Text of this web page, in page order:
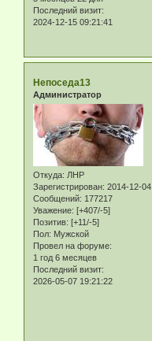
Последний визит:
2024-12-15 09:21:41
Непоседа13
Администратор
Откуда: ЛНР
Зарегистрирован: 2014-12-04
Сообщений: 177217
Уважение: [+407/-5]
Позитив: [+11/-5]
Пол: Мужской
Провел на форуме:
1 год 6 месяцев
Последний визит:
2026-05-07 19:21:22